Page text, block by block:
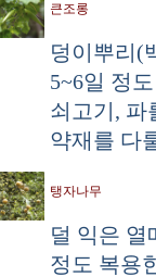
큰조롱
덩이뿌리(
5~6일 정
쇠고기, 파
약재를 다
탱자나무
덜 익은 열
정도 복용